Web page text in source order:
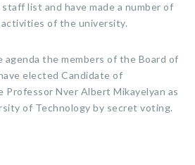
list and have made a number of
of the university.
the members of the Board of
elected Candidate of
Nver Albert Mikayelyan as
of Technology by secret voting.